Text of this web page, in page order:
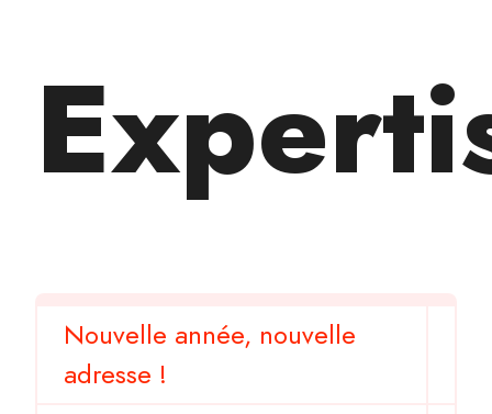
Nouvelle année, nouvelle
adresse !